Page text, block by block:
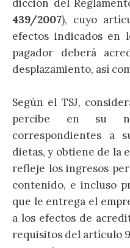
dicción del
439/2007), cuyo
efectos indicados en
pagador deberá
desplazamiento, así
Según el TSJ,
percibe en su
correspondientes a
dietas, y obtiene de la
refleje los ingresos
contenido, e incluso
que le entrega el
a los efectos de
requisitos del artículo